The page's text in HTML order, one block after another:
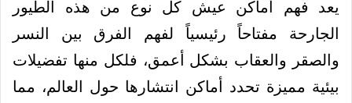
يعد فهم أماكن عيش كل نوع من هذه الطيور
الجارحة مفتاحاً رئيسياً لفهم الفرق بين النسر
والصقر والعقاب بشكل أعمق، فلكل منها تفضيلات
بيئية مميزة تحدد أماكن انتشارها حول العالم، مما